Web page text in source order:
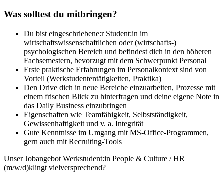
Was solltest du mitbringen?
Du bist eingeschriebene:r Student:in im
wirtschaftswissenschaftlichen oder (wirtschafts-)
psychologischen Bereich und befindest dich in den höheren
Fachsemestern, bevorzugt mit dem Schwerpunkt Personal
Erste praktische Erfahrungen im Personalkontext sind von
Vorteil (Werkstudententätigkeiten, Praktika)
Den Drive dich in neue Bereiche einzuarbeiten, Prozesse mit
einem frischen Blick zu hinterfragen und deine eigene Note in
das Daily Business einzubringen
Eigenschaften wie Teamfähigkeit, Selbstständigkeit,
Gewissenhaftigkeit und v. a. Integrität
Gute Kenntnisse im Umgang mit MS-Office-Programmen,
gern auch mit Recruiting-Tools
Unser Jobangebot Werkstudent:in People & Culture / HR
(m/w/d)klingt vielversprechend?